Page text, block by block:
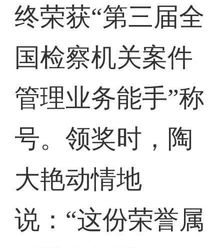
终荣获“第三届全
国检察机关案件
管理业务能手”称
号。领奖时，陶
大艳动情地
说：“这份荣誉属